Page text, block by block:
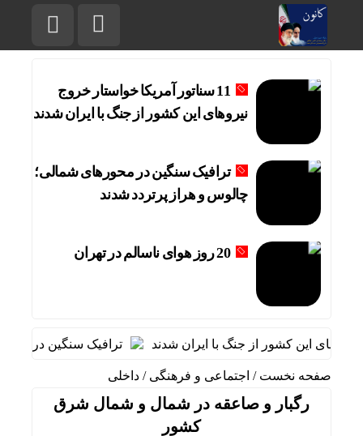
11 سناتور آمریکا خواستار خروج
نیروهای این کشور از جنگ با ایران شدند
ترافیک سنگین در محورهای شمالی؛
چالوس و هراز پرتردد شدند
20 روز هوای ناسالم در تهران
ترافیک سنگین در
صفحه نخست / اجتماعی و فرهنگی / داخلی
رگبار و صاعقه در شمال و شمال‌ شرق
کشور